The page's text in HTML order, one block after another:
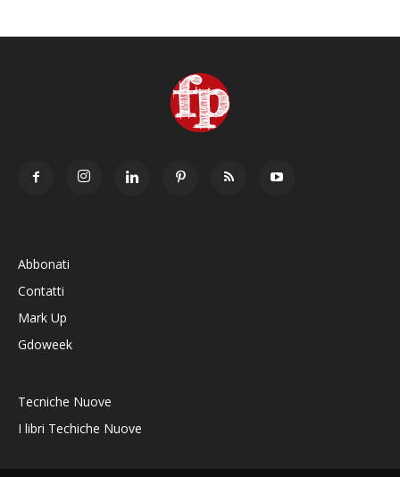
Abbonati
Contatti
Mark Up
Gdoweek
Tecniche Nuove
I libri Techiche Nuove